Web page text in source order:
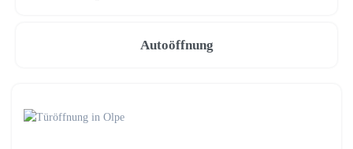
Autoöffnung